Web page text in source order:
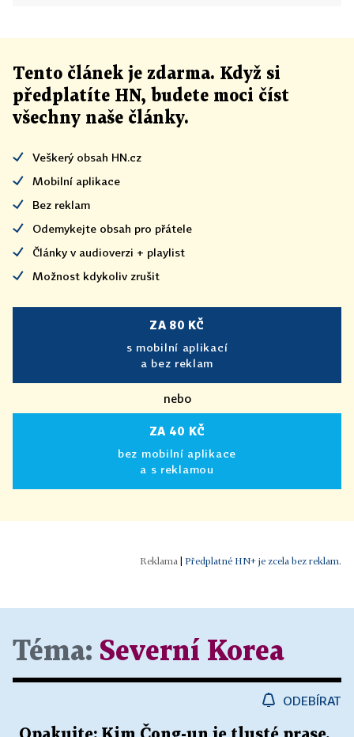
Tento článek je zdarma. Když si
předplatíte HN, budete moci číst
všechny naše články.
Veškerý obsah HN.cz
Mobilní aplikace
Bez reklam
Odemykejte obsah pro přátele
Články v audioverzi + playlist
Možnost kdykoliv zrušit
ZA 80 KČ
s mobilní aplikací
a bez reklam
nebo
ZA 40 KČ
bez mobilní aplikace
a s reklamou
Předplatné HN+ je zcela bez reklam.
Téma: Severní Korea
ODEBÍRAT